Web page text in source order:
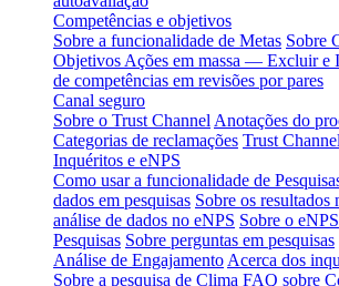
Competências e objetivos
Sobre a funcionalidade de Metas Sobre
Objetivos Ações em massa — Excluir e
de competências em revisões por pares
Canal seguro
Sobre o Trust Channel Anotações do
Categorias de reclamações Trust
Inquéritos e eNPS
Como usar a funcionalidade de
dados em pesquisas Sobre os resultados
análise de dados no eNPS Sobre o eNPS
Pesquisas Sobre perguntas em pesquisas
Análise de Engajamento Acerca dos
Sobre a pesquisa de Clima FAQ sobre